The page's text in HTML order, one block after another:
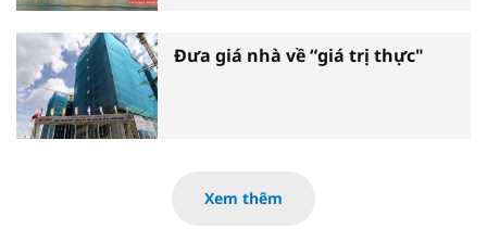
Đưa giá nhà về “giá trị thực"
Xem thêm